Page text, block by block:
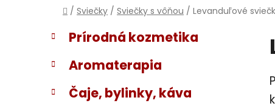
Domov
/ Sviečky / Sviečky s vôňou / Levanduľové
B
o
č
ý
Preskočiť
kategórie
K
a
t
e
ó
Prírodná kozmetika
Aromaterapia
Čaje, bylinky, káva